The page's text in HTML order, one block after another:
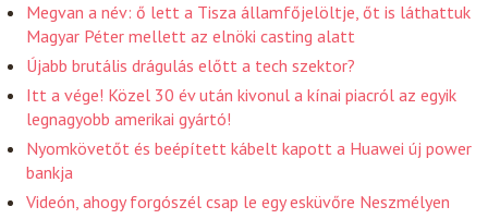
Megvan a név: ő lett a Tisza államfőjelöltje, őt is láthattuk
Magyar Péter mellett az elnöki casting alatt
Újabb brutális drágulás előtt a tech szektor?
Itt a vége! Közel 30 év után kivonul a kínai piacról az egyik
legnagyobb amerikai gyártó!
Nyomkövetőt és beépített kábelt kapott a Huawei új power
bankja
Videón, ahogy forgószél csap le egy esküvőre Neszmélyen